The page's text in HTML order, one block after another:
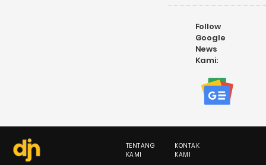
Follow
Google
News
Kami:
TENTANG
KAMI
KONTAK
KAMI